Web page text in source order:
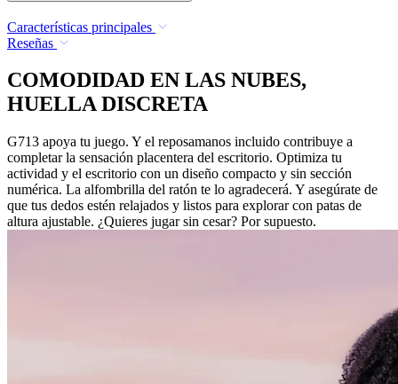
Características principales
Reseñas
COMODIDAD EN LAS NUBES,
HUELLA DISCRETA
G713 apoya tu juego. Y el reposamanos incluido contribuye a
completar la sensación placentera del escritorio. Optimiza tu
actividad y el escritorio con un diseño compacto y sin sección
numérica. La alfombrilla del ratón te lo agradecerá. Y asegúrate de
que tus dedos estén relajados y listos para explorar con patas de
altura ajustable. ¿Quieres jugar sin cesar? Por supuesto.